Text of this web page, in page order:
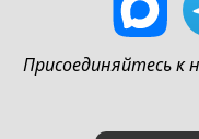
Присоединяйтесь к